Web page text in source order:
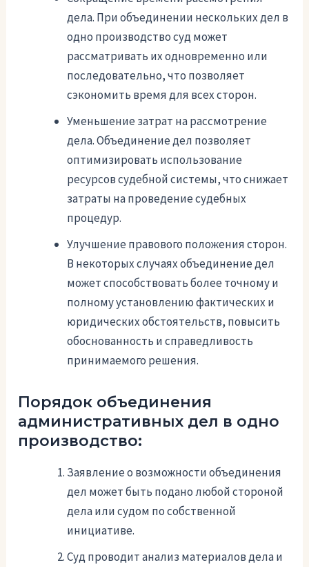
дела. При объединении нескольких дел в
одно производство суд может
рассматривать их одновременно или
последовательно, что позволяет
сэкономить время для всех сторон.
Уменьшение затрат на рассмотрение
дела. Объединение дел позволяет
оптимизировать использование
ресурсов судебной системы, что снижает
затраты на проведение судебных
процедур.
Улучшение правового положения сторон.
В некоторых случаях объединение дел
может способствовать более точному и
полному установлению фактических и
юридических обстоятельств, повысить
обоснованность и справедливость
принимаемого решения.
Порядок объединения
административных дел в одно
производство:
Заявление о возможности объединения
дел может быть подано любой стороной
дела или судом по собственной
инициативе.
Суд проводит анализ материалов дела и